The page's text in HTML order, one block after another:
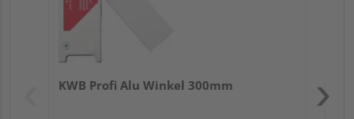
KWB Profi Alu Winkel 300mm